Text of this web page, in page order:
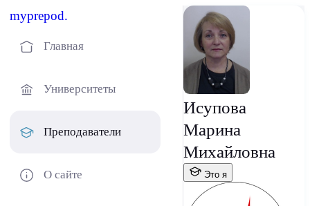
myprepod.
Главная
Университеты
Преподаватели
О сайте
Исупова
Марина
Михайловна
Это я